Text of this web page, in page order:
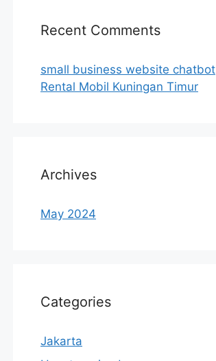
Recent Comments
small business website chatbot
Rental Mobil Kuningan Timur
Archives
May 2024
Categories
Jakarta